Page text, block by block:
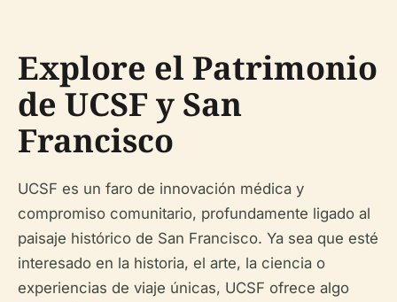
Explore el Patrimonio
de UCSF y San
Francisco
UCSF es un faro de innovación médica y
compromiso comunitario, profundamente ligado al
paisaje histórico de San Francisco. Ya sea que esté
interesado en la historia, el arte, la ciencia o
experiencias de viaje únicas, UCSF ofrece algo